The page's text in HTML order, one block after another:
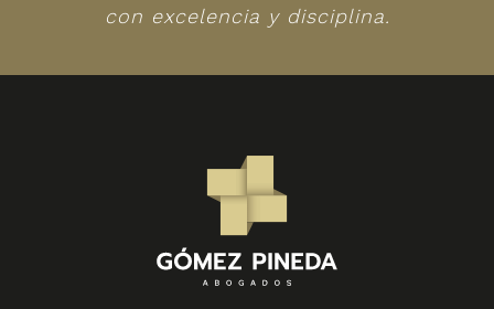
con excelencia y disciplina.